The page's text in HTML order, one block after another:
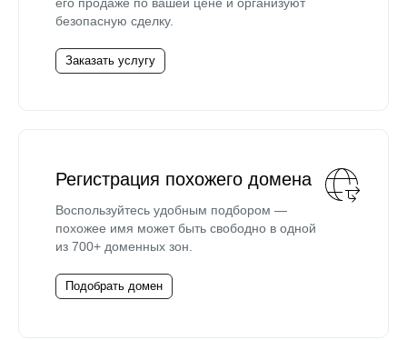
безопасную сделку.
Заказать услугу
Регистрация похожего домена
Воспользуйтесь удобным подбором —
похожее имя может быть свободно в одной
из 700+ доменных зон.
Подобрать домен